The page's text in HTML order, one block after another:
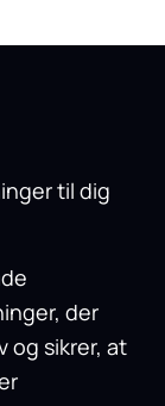
til dig
der
og sikrer, at